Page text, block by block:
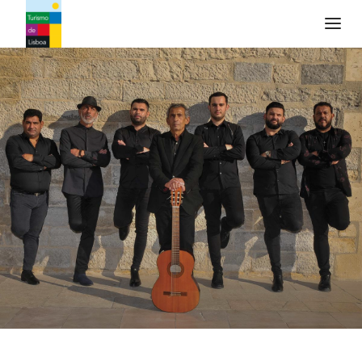
Logo de Turismo de Lisboa